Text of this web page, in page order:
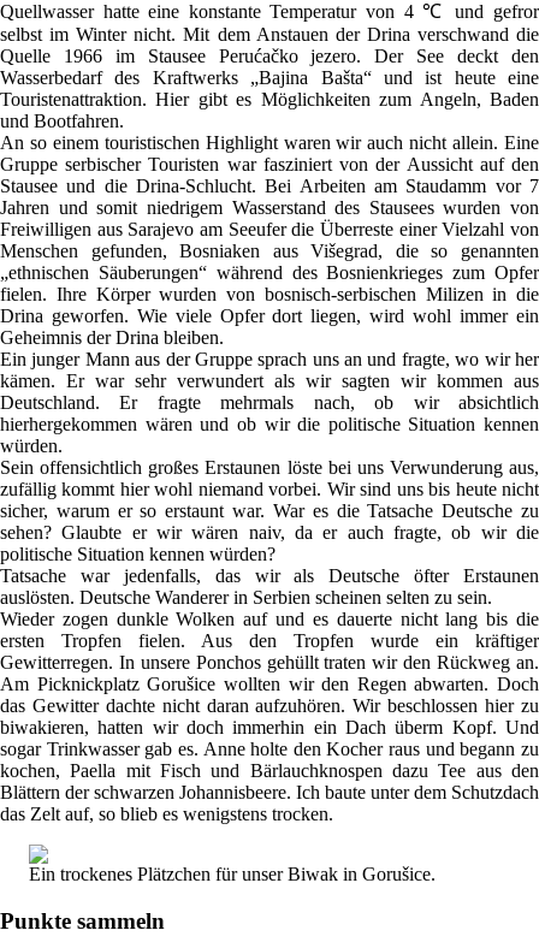
Quellwasser hatte eine konstante Temperatur von 4 ℃ und gefror
selbst im Winter nicht. Mit dem Anstauen der Drina verschwand die
Quelle 1966 im Stausee Perućačko jezero. Der See deckt den
Wasserbedarf des Kraftwerks „Bajina Bašta“ und ist heute eine
Touristenattraktion. Hier gibt es Möglichkeiten zum Angeln, Baden
und Bootfahren.
An so einem touristischen Highlight waren wir auch nicht allein. Eine
Gruppe serbischer Touristen war fasziniert von der Aussicht auf den
Stausee und die Drina-Schlucht. Bei Arbeiten am Staudamm vor 7
Jahren und somit niedrigem Wasserstand des Stausees wurden von
Freiwilligen aus Sarajevo am Seeufer die Überreste einer Vielzahl von
Menschen gefunden, Bosniaken aus Višegrad, die so genannten
„ethnischen Säuberungen“ während des Bosnienkrieges zum Opfer
fielen. Ihre Körper wurden von bosnisch-serbischen Milizen in die
Drina geworfen. Wie viele Opfer dort liegen, wird wohl immer ein
Geheimnis der Drina bleiben.
Ein junger Mann aus der Gruppe sprach uns an und fragte, wo wir her
kämen. Er war sehr verwundert als wir sagten wir kommen aus
Deutschland. Er fragte mehrmals nach, ob wir absichtlich
hierhergekommen wären und ob wir die politische Situation kennen
würden.
Sein offensichtlich großes Erstaunen löste bei uns Verwunderung aus,
zufällig kommt hier wohl niemand vorbei. Wir sind uns bis heute nicht
sicher, warum er so erstaunt war. War es die Tatsache Deutsche zu
sehen? Glaubte er wir wären naiv, da er auch fragte, ob wir die
politische Situation kennen würden?
Tatsache war jedenfalls, das wir als Deutsche öfter Erstaunen
auslösten. Deutsche Wanderer in Serbien scheinen selten zu sein.
Wieder zogen dunkle Wolken auf und es dauerte nicht lang bis die
ersten Tropfen fielen. Aus den Tropfen wurde ein kräftiger
Gewitterregen. In unsere Ponchos gehüllt traten wir den Rückweg an.
Am Picknickplatz Gorušice wollten wir den Regen abwarten. Doch
das Gewitter dachte nicht daran aufzuhören. Wir beschlossen hier zu
biwakieren, hatten wir doch immerhin ein Dach überm Kopf. Und
sogar Trinkwasser gab es. Anne holte den Kocher raus und begann zu
kochen, Paella mit Fisch und Bärlauchknospen dazu Tee aus den
Blättern der schwarzen Johannisbeere. Ich baute unter dem Schutzdach
das Zelt auf, so blieb es wenigstens trocken.
Ein trockenes Plätzchen für unser Biwak in Gorušice.
Punkte sammeln